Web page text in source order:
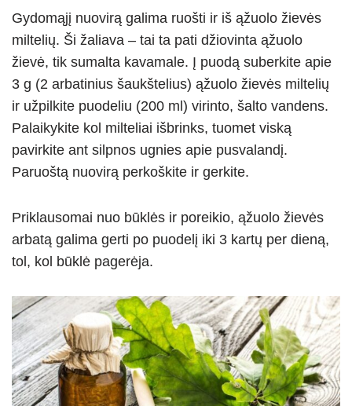
Gydomąjį nuovirą galima ruošti ir iš ąžuolo žievės
miltelių. Ši žaliava – tai ta pati džiovinta ąžuolo
žievė, tik sumalta kavamale. Į puodą suberkite apie
3 g (2 arbatinius šaukštelius) ąžuolo žievės miltelių
ir užpilkite puodeliu (200 ml) virinto, šalto vandens.
Palaikykite kol milteliai išbrinks, tuomet viską
pavirkite ant silpnos ugnies apie pusvalandį.
Paruoštą nuovirą perkoškite ir gerkite.
Priklausomai nuo būklės ir poreikio, ąžuolo žievės
arbatą galima gerti po puodelį iki 3 kartų per dieną,
tol, kol būklė pagerėja.